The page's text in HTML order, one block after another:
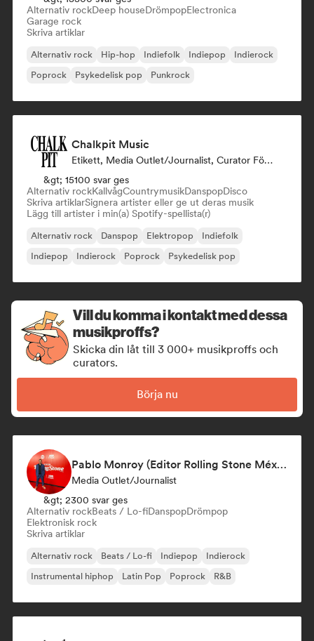
Alternativ rockDeep houseDrömpopElectronica
Garage rock
Skriva artiklar
Alternativ rock Hip-hop Indiefolk Indiepop
Indierock
Poprock
Psykedelisk pop Punkrock
Chalkpit Music
Etikett, Media Outlet/Journalist, Curator För Spellistor
&gt; 15100 svar ges
Alternativ rockKallvågCountrymusikDanspopDisco
Skriva artiklarSignera artister eller ge ut deras musik
Lägg till artister i min(a) Spotify-spellista(r)
Alternativ rock Danspop Elektropop
Indiefolk
Indiepop
Indierock Poprock Psykedelisk pop
Vill du komma i kontakt med dessa
musikproffs?
Skicka din låt till 3 000+ musikproffs och
curators.
Börja nu
Pablo Monroy (Editor Rolling Stone México)
Media Outlet/Journalist
&gt; 2300 svar ges
Alternativ rockBeats / Lo-fiDanspopDrömpop
Elektronisk rock
Skriva artiklar
Alternativ rock Beats / Lo-fi Indiepop
Indierock
Instrumental hiphop
Latin Pop Poprock R&B